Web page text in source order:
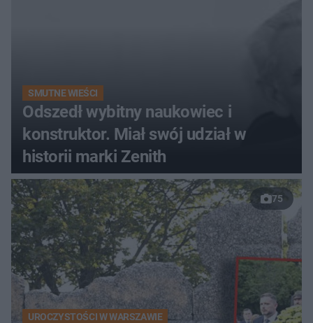
SMUTNE WIEŚCI
Odszedł wybitny naukowiec i
konstruktor. Miał swój udział w
historii marki Zenith
75
UROCZYSTOŚCI W WARSZAWIE